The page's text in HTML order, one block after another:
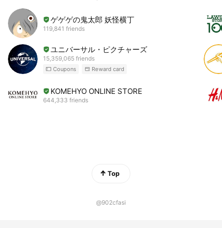
ゲゲゲの鬼太郎 妖怪横丁
119,841 friends
ユニバーサル・ピクチャーズ
15,359,065 friends
Coupons Reward card
KOMEHYO ONLINE STORE
644,333 friends
Top
@902cfasi